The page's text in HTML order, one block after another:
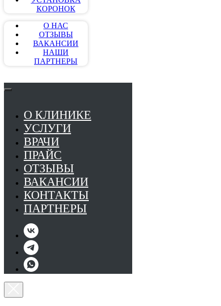
КОРОНОК
О НАС
ОТЗЫВЫ
ВАКАНСИИ
НАШИ
ПАРТНЕРЫ
О КЛИНИКЕ
УСЛУГИ
ВРАЧИ
ПРАЙС
ОТЗЫВЫ
ВАКАНСИИ
КОНТАКТЫ
ПАРТНЕРЫ